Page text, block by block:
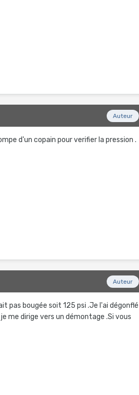
Auteur
d'un copain pour verifier la pression .
Auteur
pas bougée soit 125 psi .Je l'ai dégonflé
me dirige vers un démontage .Si vous